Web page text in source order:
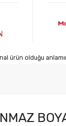
ürün olduğu